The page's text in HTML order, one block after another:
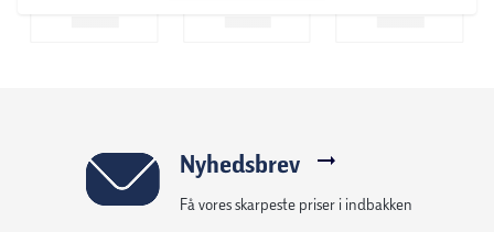
Nyhedsbrev
Få vores skarpeste priser i indbakken